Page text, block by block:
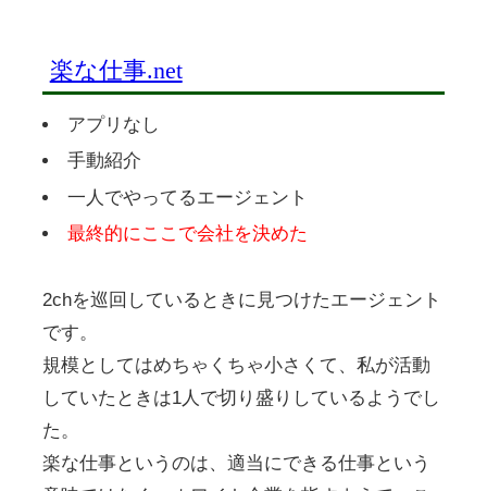
楽な仕事.net
アプリなし
手動紹介
一人でやってるエージェント
最終的にここで会社を決めた
2chを巡回しているときに見つけたエージェント
です。
規模としてはめちゃくちゃ小さくて、私が活動
していたときは1人で切り盛りしているようでし
た。
楽な仕事というのは、適当にできる仕事という